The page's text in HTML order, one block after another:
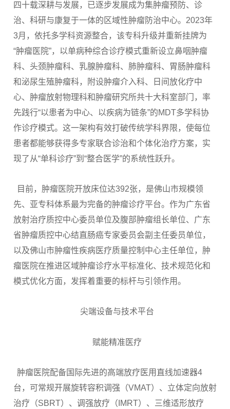
四十载深耕与发展，已逐步发展成为集肿瘤预防、诊
治、科研与康复于一体的区域性肿瘤防治中心。2023年
3月，依托多学科资源整合，该专科升级并重新挂牌为
“肿瘤医院”，以单病种综合诊疗模式重新设立鼻咽肿瘤
科、头颈肿瘤科、乳腺肿瘤科、肺肿瘤科、胃肠肿瘤科
和泌尿生殖肿瘤科，附设肿瘤介入科、日间放化疗中
心、肿瘤放射物理科和肿瘤研究所共十大科室部门，率
先践行“以患者为中心、以疾病为链条”的MDT多学科协
作诊疗模式。这一架构有效打破传统学科界限，使每位
患者都能够获得多专家联合诊治和个体化治疗方案，实
现了从“单科诊疗”到“整合医学”的系统性跃升。
目前，肿瘤医院开放床位达392张，是佛山市规模领
先、亚专科体系最为完备的肿瘤诊疗平台。作为广东省
放射治疗质控中心委员单位及腹部肿瘤组长单位、广东
省肿瘤质控中心结直肠癌专家委员会副主任委员单位，
以及佛山市肿瘤性疾病医疗质量控制中心主任单位，肿
瘤医院在推进区域肿瘤诊疗水平标准化、技术规范化和
模式优化方面，发挥着重要的标杆与引领作用。
尖端设备与技术平台
赋能精准医疗
肿瘤医院配备国际先进的高端放疗医用直线加速器4
台，可常规开展旋转容积调强（VMAT）、立体定向放射
治疗（SBRT）、调强放疗（IMRT）、三维适形放疗